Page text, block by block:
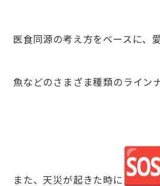
医食同源の考え方をベースに、
魚などのさまざま種類のライン
また、天災が起きた時に